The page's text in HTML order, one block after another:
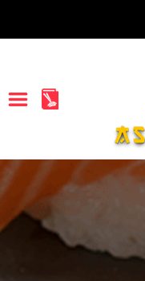
ACCUEIL
LA CARTE